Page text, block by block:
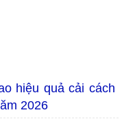
hiệu quả cải cách
2026